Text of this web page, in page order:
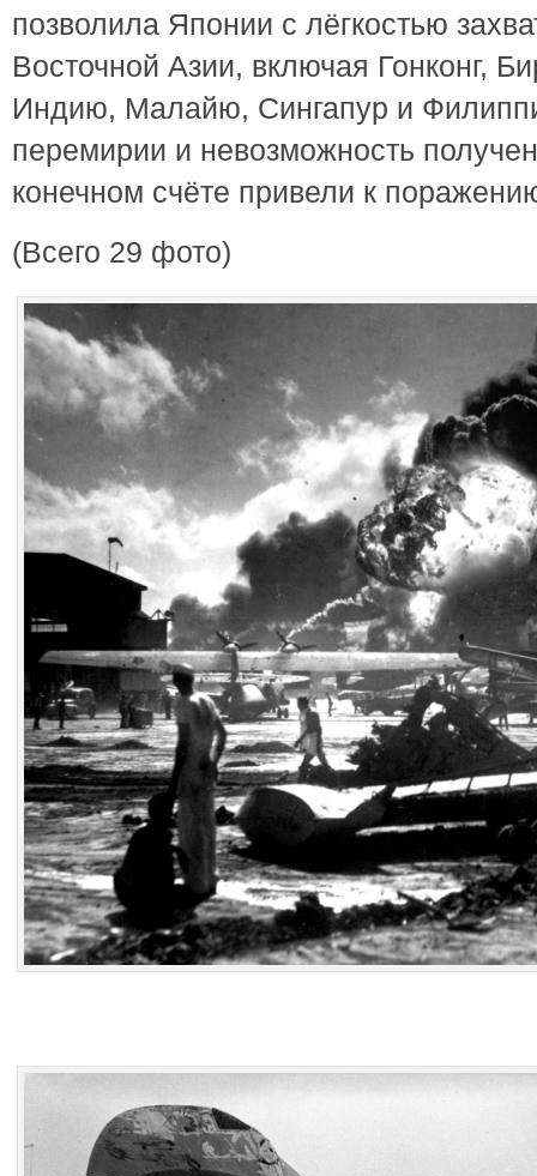
позволила Японии с лёгкостью
Восточной Азии, включая Гонконг,
Индию, Малайю, Сингапур и
перемирии и невозможность
конечном счёте привели к
(Всего 29 фото)